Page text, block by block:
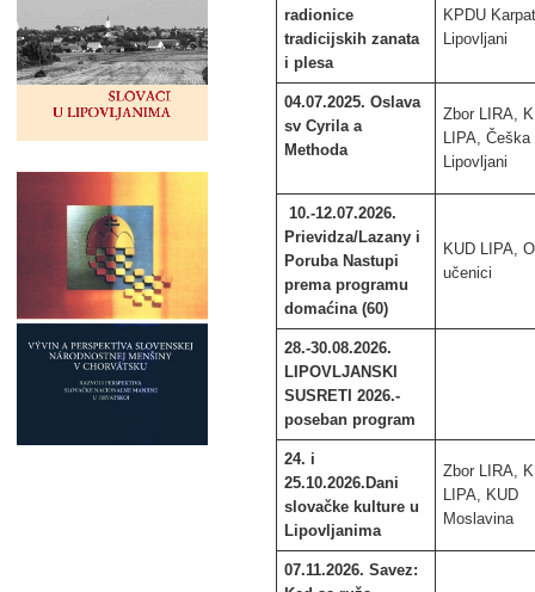
radionice
tradicijskih zanata
i plesa
KPDU
Lipovljani
04.07.2025. Oslava
sv Cyrila a
Methoda
Zbor LIRA,
LIPA, Češka
Lipovljani
10.-12.07.2026.
Prievidza/Lazany i
Poruba Nastupi
prema programu
domaćina (60)
KUD LIPA,
učenici
28.-30.08.2026.
LIPOVLJANSKI
SUSRETI 2026.-
poseban program
24. i
25.10.2026.Dani
slovačke kulture u
Lipovljanima
Zbor LIRA,
LIPA, KUD
Moslavina
07.11.2026. Savez: